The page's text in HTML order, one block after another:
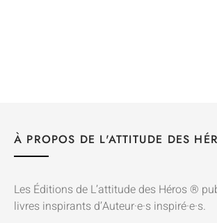
À PROPOS DE L'ATTITUDE DES
Les Éditions de L’attitude des Héros ®
livres inspirants d’Auteur·e·s inspiré·e·s.